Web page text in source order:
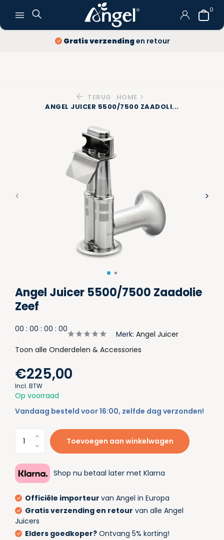
0
Gratis verzendingen retour
TERUG
HOME
ANGEL JUICER 5500/7500 ZAADOLI...
Angel Juicer 5500/7500 Zaadolie
Zeef
00 : 00 : 00 : 00
Merk: Angel Juicer
Toon alle Onderdelen & Accessories
€225,00
Incl. BTW
Op voorraad
Vandaag besteld voor 16:00, zelfde dag verzonden!
Toevoegen aan winkelwagen
Shop nu betaal later met Klarna
Officiële importeur van Angel in Europa
Gratis verzending en retour van alle Angel
Juicers
Elders goedkoper? Ontvang 5% korting!